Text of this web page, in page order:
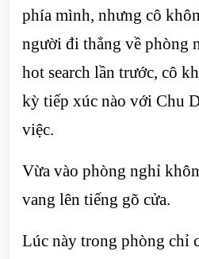
phía mình, nhưng cô
người đi thẳng về phòng
hot search lần trước, cô
kỳ tiếp xúc nào với Chu
việc.
Vừa vào phòng nghỉ
vang lên tiếng gõ cửa.
Lúc này trong phòng chỉ